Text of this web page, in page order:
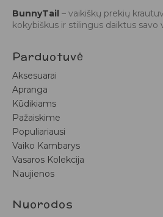
BunnyTail – vaikiškų prekių
kokybiškus ir stilingus daiktus savo
Parduotuvė
Aksesuarai
Apranga
Kūdikiams
Pažaiskime
Populiariausi
Vaiko Kambarys
Vasaros Kolekcija
Naujienos
Nuorodos